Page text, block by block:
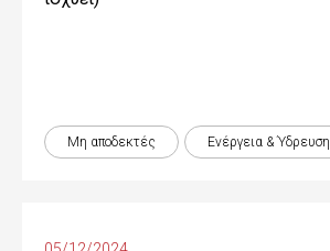
Μη αποδεκτές Ενέργεια & Ύδρευση